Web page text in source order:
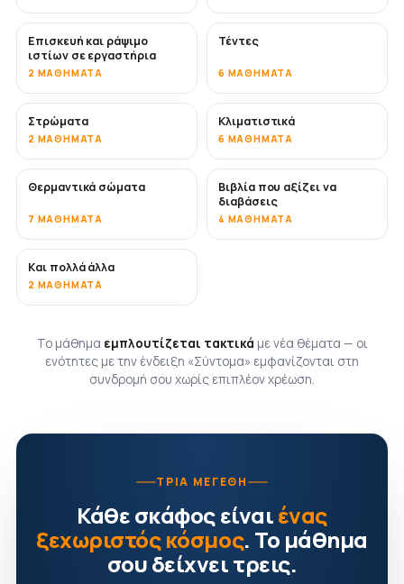
ΣΎΝΤΟΜΑ
Επισκευή και ράψιμο
ιστίων σε εργαστήρια
2 ΜΑΘΉΜΑΤΑ
Τέντες
6 ΜΑΘΉΜΑΤΑ
Στρώματα
2 ΜΑΘΉΜΑΤΑ
ΣΎΝΤΟΜΑ
Κλιματιστικά
6 ΜΑΘΉΜΑΤΑ
ΣΎΝΤΟΜΑ
Θερμαντικά σώματα
7 ΜΑΘΉΜΑΤΑ
ΣΎΝΤΟΜΑ
Βιβλία που αξίζει να
διαβάσεις
4 ΜΑΘΉΜΑΤΑ
ΣΎΝΤΟΜΑ
Και πολλά άλλα
2 ΜΑΘΉΜΑΤΑ
Το μάθημα εμπλουτίζεται τακτικά με νέα θέματα — οι
ενότητες με την ένδειξη «Σύντομα» εμφανίζονται στη
συνδρομή σου χωρίς επιπλέον χρέωση.
ΤΡΊΑ ΜΕΓΈΘΗ
Κάθε σκάφος είναιένας
ξεχωριστός κόσμος. Το μάθημα
σου δείχνει τρεις.